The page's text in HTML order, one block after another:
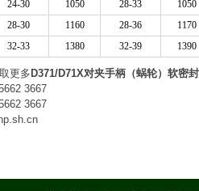
24-30 1050 28-33 1050
28-30 1160 28-36 1170
32-33 1380 32-39 1390
更多 D371/D71X对夹手柄（蜗轮）软密
3667
3667